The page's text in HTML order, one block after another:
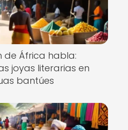
de África habla:
joyas literarias en
bantúes